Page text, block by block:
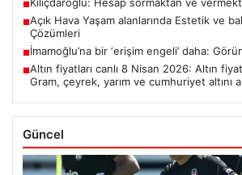
■Kılıçdaroğlu: Hesap sormaktan ve
■Açık Hava Yaşam alanlarında Estetik ve
Çözümleri
■İmamoğlu’na bir ‘erişim engeli’ daha:
■Altın fiyatları canlı 8 Nisan 2026: Altın
Gram, çeyrek, yarım ve cumhuriyet altını
Güncel